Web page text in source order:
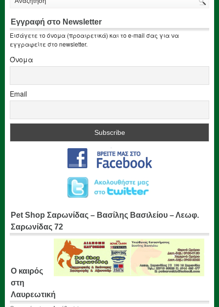
Εγγραφή στο Newsletter
Εισάγετε το όνομα (προαιρετικά) και το e-mail σας για να
εγγραφείτε στο newsletter.
Όνομα
Email
Pet Shop Σαρωνίδας – Βασίλης Βασιλείου – Λεωφ.
Σαρωνίδας 72
Ο καιρός
στη
Λαυρεωτική